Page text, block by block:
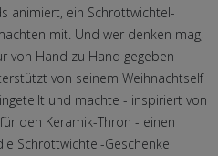
animiert, ein Schrottwichtel-
mit. Und wer denken mag,
von Hand zu Hand gegeben
von seinem Weihnachtself
und machte - inspiriert von
den Keramik-Thron - einen
Schrottwichtel-Geschenke